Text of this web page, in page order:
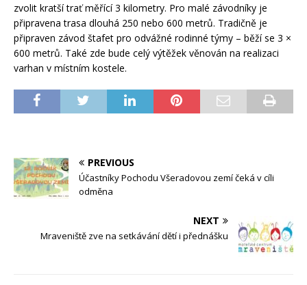
zvolit kratší trať měřící 3 kilometry. Pro malé závodníky je
připravena trasa dlouhá 250 nebo 600 metrů. Tradičně je
připraven závod štafet pro odvážné rodinné týmy – běží se 3 ×
600 metrů. Také zde bude celý výtěžek věnován na realizaci
varhan v místním kostele.
PREVIOUS
Účastníky Pochodu Všeradovou zemí čeká v cíli
odměna
NEXT
Mraveniště zve na setkávání dětí i přednášku